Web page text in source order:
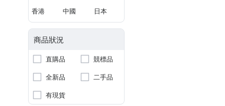
香港 中國 日本
商品狀況
直購品
競標品
全新品
二手品
有現貨